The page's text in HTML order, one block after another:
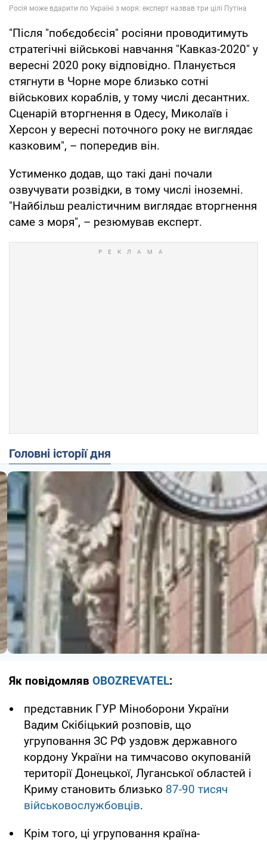
"Після "побєдобєсія" росіяни проводитимуть
стратегічні військові навчання "Кавказ-2020" у
вересні 2020 року відповідно. Планується
стягнути в Чорне море близько сотні
військових кораблів, у тому числі десантних.
Сценарій вторгнення в Одесу, Миколаїв і
Херсон у вересні поточного року не виглядає
казковим", – попередив він.
Устименко додав, що такі дані почали
озвучувати розвідки, в тому числі іноземні.
"Найбільш реалістичним виглядає вторгнення
саме з моря", – резюмував експерт.
Головні історії дня
Як повідомляв OBOZREVATEL:
представник ГУР Міноборони України
Вадим Скібіцький розповів, що
угруповання ЗС РФ уздовж державного
кордону України на тимчасово окупованій
території Донецької, Луганської областей і
Криму становить близько 87-90 тисяч
військовослужбовців.
Крім того, ці угруповання країна-